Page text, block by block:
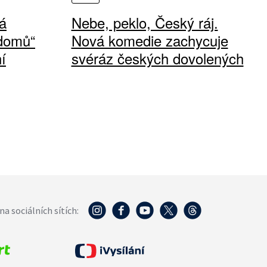
Nebe, peklo, Český ráj.
Nová komedie zachycuje
svéráz českých dovolených
sociálních sítích: